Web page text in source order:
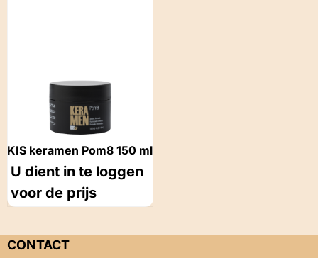
KIS keramen Pom8 150 ml
U dient in te loggen
voor de prijs
CONTACT